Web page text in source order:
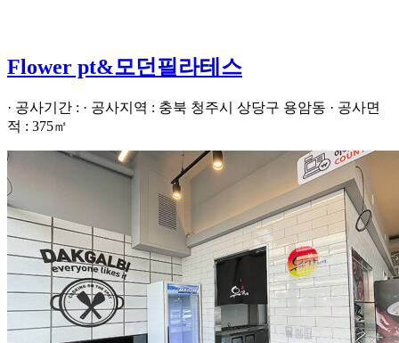
Flower pt&모던필라테스
· 공사기간 : · 공사지역 : 충북 청주시 상당구 용암동 · 공사면
적 : 375㎡